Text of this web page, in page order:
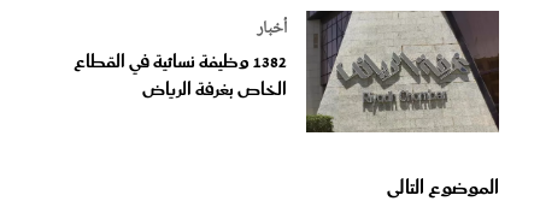
أخبار
1382 وظيفة نسائية في القطاع
الخاص بغرفة الرياض
الموضوع التالى